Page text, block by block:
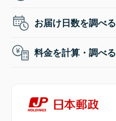
お届け日数を調べる
料金を計算・調べる